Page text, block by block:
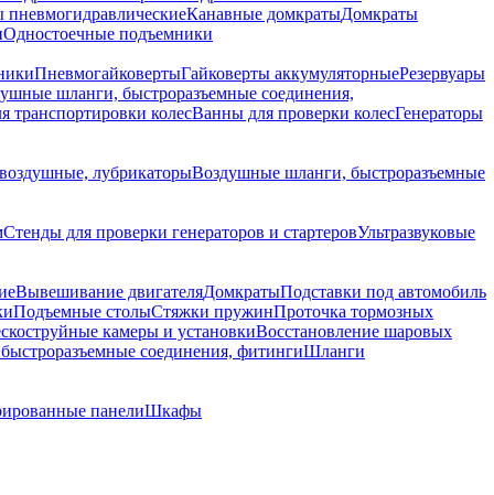
пневмогидравлическиеКанавные домкратыДомкраты
Одностоечные подъемники
ПневмогайковертыГайковерты аккумуляторныеРезервуары
шланги, быстроразъемные соединения,
транспортировки колесВанны для проверки колесГенераторы
лубрикаторыВоздушные шланги, быстроразъемные
Стенды для проверки генераторов и стартеровУльтразвуковые
Вывешивание двигателяДомкратыПодставки под автомобиль
Подъемные столыСтяжки пружинПроточка тормозных
камеры и установкиВосстановление шаровых
соединения, фитингиШланги
панелиШкафы